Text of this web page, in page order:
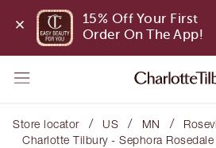
15% Off Your First
Order On The App!
Store locator / US / MN /
Charlotte Tilbury - Sephora Rosedale